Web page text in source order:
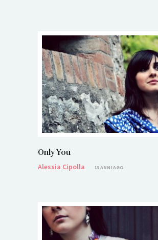
Only You
Alessia Cipolla
13 ANNI AGO